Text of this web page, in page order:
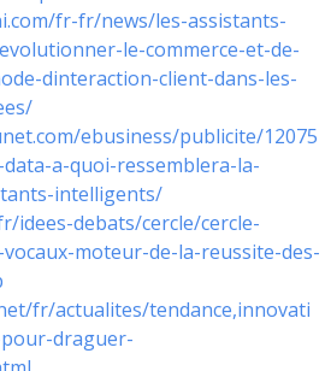
fr-fr/news/les-assistants-
le-commerce-et-de-
dinteraction-client-dans-les-
ebusiness/publicite/12075
a-quoi-ressemblera-la-
intelligents/
idees-debats/cercle/cercle-
moteur-de-la-reussite-des-
fr/actualites/tendance,innovati
draguer-